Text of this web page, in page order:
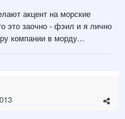
акцент на морские
это заочно - фэил и я лично
компании в морду...